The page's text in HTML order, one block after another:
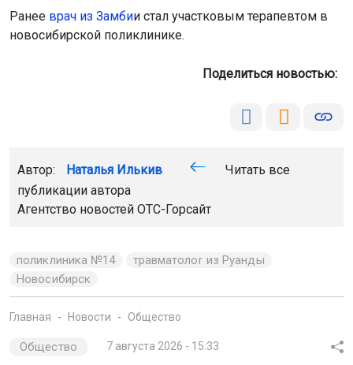
Ранее врач из Замбии стал участковым терапевтом в
новосибирской поликлинике.
Поделиться новостью:
Автор: Наталья Илькив
Читать все
публикации автора
Агентство новостей ОТС-Горсайт
поликлиника №14
травматолог из Руанды
Новосибирск
Главная Новости Общество
Общество 7 августа 2026 - 15:33